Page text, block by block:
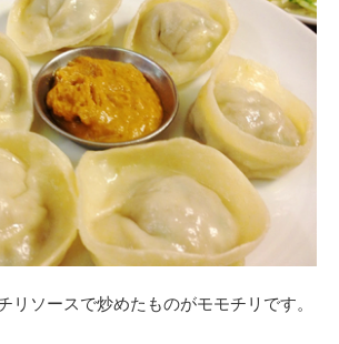
リソースで炒めたものがモモチリです。